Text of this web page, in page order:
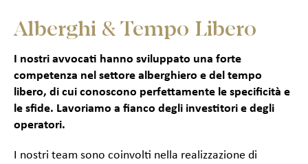
Alberghi & Tempo Libero
I nostri avvocati hanno sviluppato una forte
competenza nel settore alberghiero e del tempo
libero, di cui conoscono perfettamente le specificità e
le sfide. Lavoriamo a fianco degli investitori e degli
operatori.
I nostri team sono coinvolti nella realizzazione di